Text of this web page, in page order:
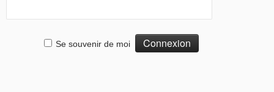
Se souvenir de moi